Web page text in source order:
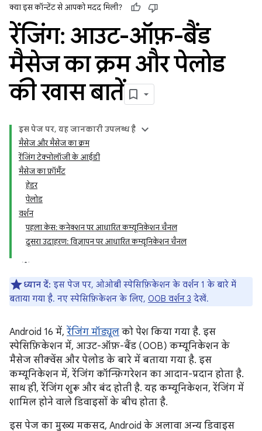
क्या इस कॉन्टेंट से आपको मदद मिली?
रेंजिंग: आउट-ऑफ़-बैंड
मैसेज का क्रम और पेलोड
की खास बातें
इस पेज पर, यह जानकारी उपलब्ध है
मैसेज और मैसेज का क्रम
रेंजिंग टेक्नोलॉजी के आईडी
मैसेज का फ़ॉर्मैट
हेडर
पेलोड
वर्शन
पहला केस: कनेक्शन पर आधारित कम्यूनिकेशन चैनल
दूसरा उदाहरण: विज्ञापन पर आधारित कम्यूनिकेशन चैनल
ध्यान दें: इस पेज पर, ओओबी स्पेसिफ़िकेशन के वर्शन 1 के बारे में
बताया गया है. नए स्पेसिफ़िकेशन के लिए, OOB वर्शन 3 देखें.
Android 16 में, रेंजिंग मॉड्यूल को पेश किया गया है. इस
स्पेसिफ़िकेशन में, आउट-ऑफ़-बैंड (OOB) कम्यूनिकेशन के
मैसेज सीक्वेंस और पेलोड के बारे में बताया गया है. इस
कम्यूनिकेशन में, रेंजिंग कॉन्फ़िगरेशन का आदान-प्रदान होता है.
साथ ही, रेंजिंग शुरू और बंद होती है. यह कम्यूनिकेशन, रेंजिंग में
शामिल होने वाले डिवाइसों के बीच होता है.
इस पेज का मुख्य मकसद, Android के अलावा अन्य डिवाइस